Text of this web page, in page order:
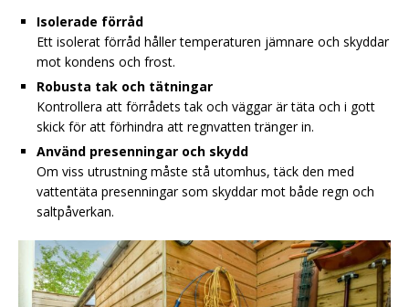
Isolerade förråd
Ett isolerat förråd håller temperaturen jämnare och skyddar
mot kondens och frost.
Robusta tak och tätningar
Kontrollera att förrådets tak och väggar är täta och i gott
skick för att förhindra att regnvatten tränger in.
Använd presenningar och skydd
Om viss utrustning måste stå utomhus, täck den med
vattentäta presenningar som skyddar mot både regn och
saltpåverkan.